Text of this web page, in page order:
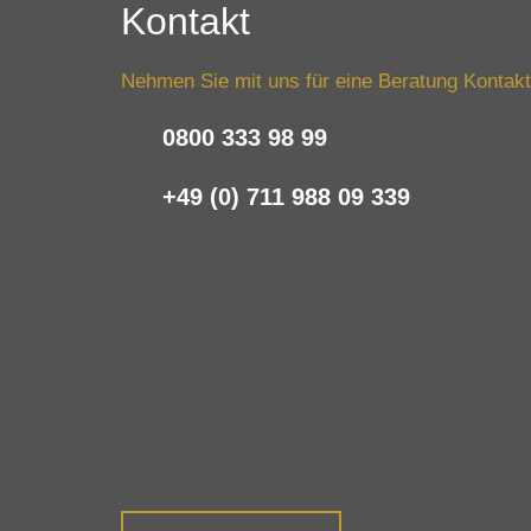
Kontakt
Nehmen Sie mit uns für eine Beratung
0800 333 98 99
+49 (0) 711 988 09 339